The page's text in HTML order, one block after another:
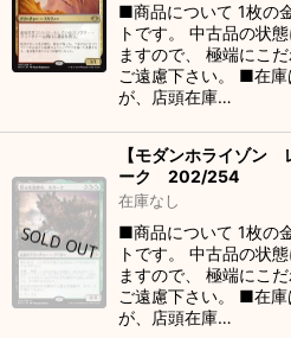
■商品について 1枚の
トです。 中古品の状
ますので、 極端にこ
ご遠慮下さい。 ■在
が、店頭在庫…
【モダンホライゾン
ーク 202/254
在庫なし
■商品について 1枚の
トです。 中古品の状
ますので、 極端にこ
ご遠慮下さい。 ■在
が、店頭在庫…